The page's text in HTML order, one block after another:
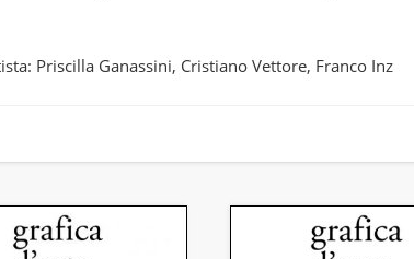
Priscilla Ganassini, Cristiano Vettore, Franco Inz